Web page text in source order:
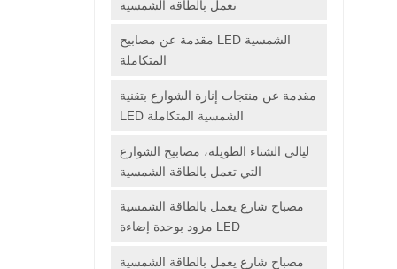
تعمل بالطاقة الشمسية
مقدمة عن مصابيح LED الشمسية
المتكاملة
مقدمة عن منتجات إنارة الشوارع بتقنية
LED الشمسية المتكاملة
ليالي الشتاء الطويلة، مصابيح الشوارع
التي تعمل بالطاقة الشمسية
مصباح شارع يعمل بالطاقة الشمسية
مزود بوحدة إضاءة LED
مصباح شارع يعمل بالطاقة الشمسية